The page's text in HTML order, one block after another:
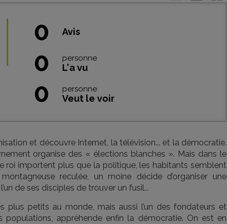
0 Avis
0 personne
L'a vu
0 personne
Veut le voir
et découvre Internet, la télévision... et la démocratie.
organise des « élections blanches ». Mais dans le
roi importent plus que la politique, les habitants semblent
reculée, un moine décide d’organiser une
de ses disciples de trouver un fusil...
plus petits au monde, mais aussi l’un des fondateurs et
populations, appréhende enfin la démocratie. On est en